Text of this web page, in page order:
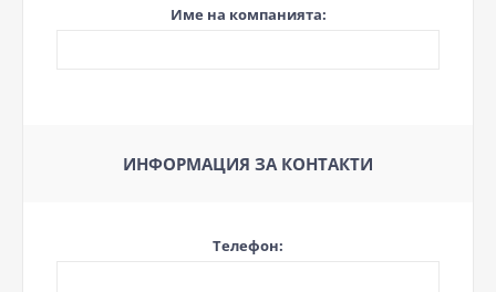
Име на компанията:
ИНФОРМАЦИЯ ЗА КОНТАКТИ
Телефон: